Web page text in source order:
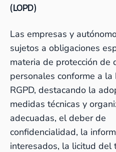
(LOPD)
Las empresas y
sujetos a obligaciones
materia de protección de
personales conforme a la
RGPD, destacando la
medidas técnicas y
adecuadas, el deber de
confidencialidad, la
interesados, la licitud del